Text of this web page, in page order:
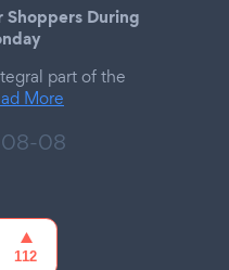
During
part of the
More
08